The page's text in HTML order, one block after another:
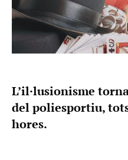
L’il·lusionisme
del poliesportiu,
hores.